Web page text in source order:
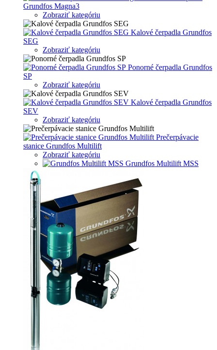
Grundfos Magna3
Zobraziť kategóriu
Kalové čerpadla Grundfos
SEG
Zobraziť kategóriu
Ponorné čerpadla Grundfos
SP
Zobraziť kategóriu
Kalové čerpadla Grundfos
SEV
Zobraziť kategóriu
Prečerpávacie
stanice Grundfos Multilift
Zobraziť kategóriu
Grundfos Multilift MSS